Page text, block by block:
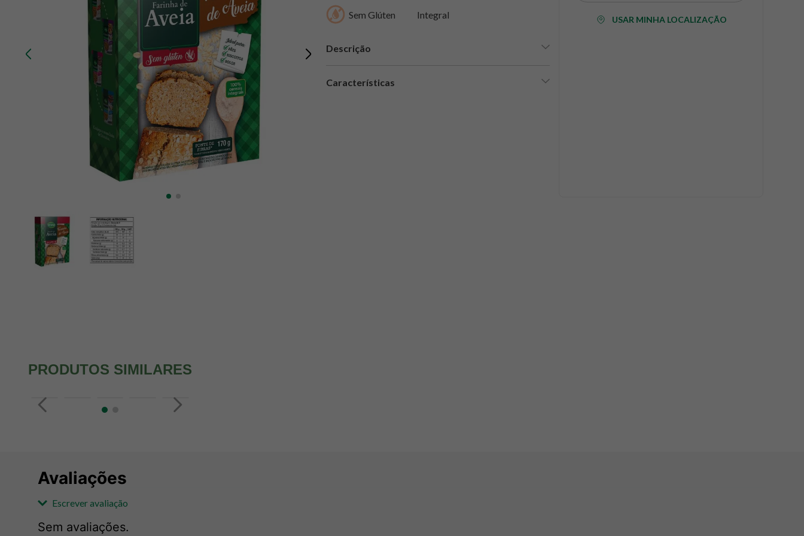
Sem Glúten Integral
Descrição
Características
USAR MINHA LOCALIZAÇÃO
PRODUTOS SIMILARES
Avaliações
Escrever avaliação
Sem avaliações.
10